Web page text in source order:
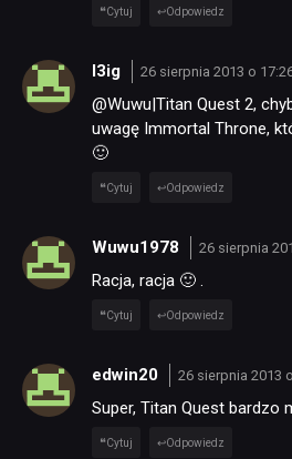
Cytuj Odpowiedz
I3ig 26 sierpnia 2013 o
@Wuwu|Titan Quest 2,
uwagę Immortal Throne,
🙂
Cytuj Odpowiedz
Wuwu1978 26 sierpnia
Racja, racja 🙂 .
Cytuj Odpowiedz
edwin20 26 sierpnia 2013
Super, Titan Quest bardzo
Cytuj Odpowiedz